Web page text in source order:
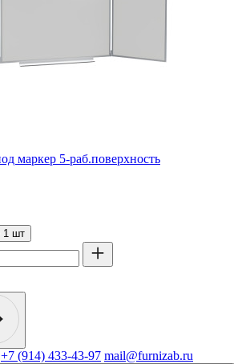
маркер 5-раб.поверхность
1 шт
+7 (914) 433-43-97 mail@furnizab.ru